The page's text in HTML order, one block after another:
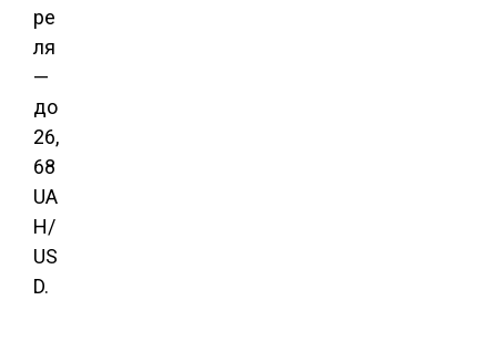
ре
ля
—
до
26,
68
UA
H/
US
D.